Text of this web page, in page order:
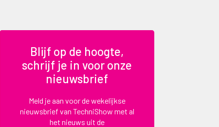
Blijf op de hoogte,
schrijf je in voor onze
nieuwsbrief
Meld je aan voor de wekelijkse
nieuwsbrief van TechniShow met al
het nieuws uit de